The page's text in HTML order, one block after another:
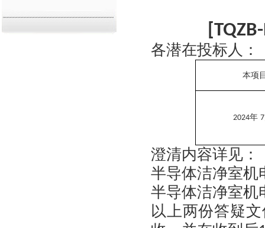
各潜在投标人：
本项
2024年 7
澄清内容详见：
半导体洁净室机
半导体洁净室机
以上两份答疑